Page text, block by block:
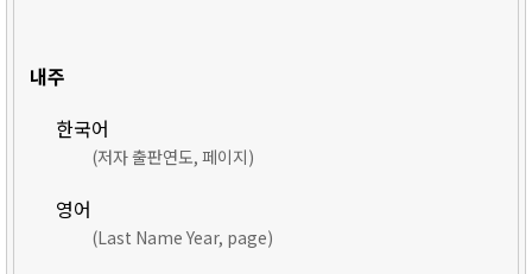
내주
한국어
(저자 출판연도, 페이지)
영어
(Last Name Year, page)